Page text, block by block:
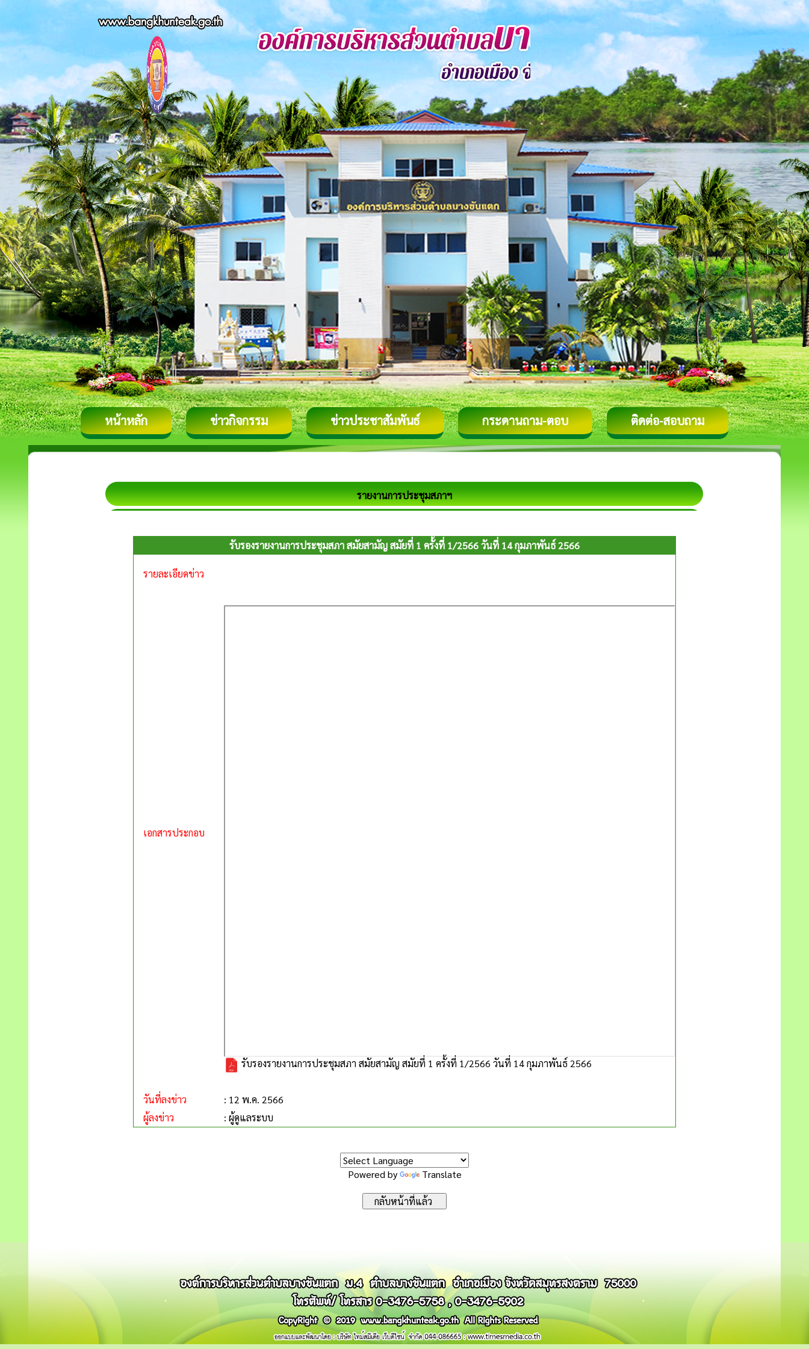
หน้าหลัก ข่าวกิจกรรม ข่าวประชาสัมพันธ์ กระดานถาม-ตอบ ติดต่อ-สอบถาม
รายงานการประชุมสภาฯ
รับรองรายงานการประชุมสภา สมัยสามัญ สมัยที่ 1 ครั้งที่ 1/2566 วันที่ 14 กุมภาพันธ์ 2566
รายละเอียดข่าว
เอกสารประกอบ
รับรองรายงานการประชุมสภา สมัยสามัญ สมัยที่ 1 ครั้งที่ 1/2566 วันที่ 14 กุมภาพันธ์ 2566
วันที่ลงข่าว
: 12 พ.ค. 2566
ผู้ลงข่าว
: ผู้ดูแลระบบ
Powered by Translate